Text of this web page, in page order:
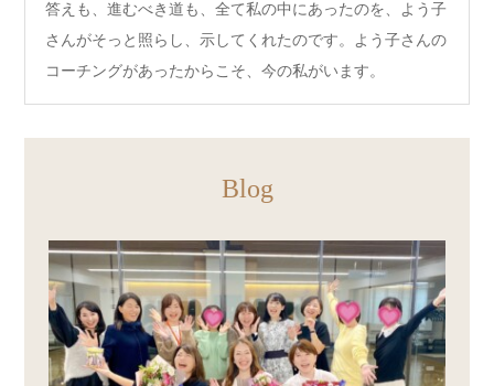
答えも、進むべき道も、全て私の中にあったのを、よう子
さんがそっと照らし、示してくれたのです。よう子さんの
コーチングがあったからこそ、今の私がいます。
Blog